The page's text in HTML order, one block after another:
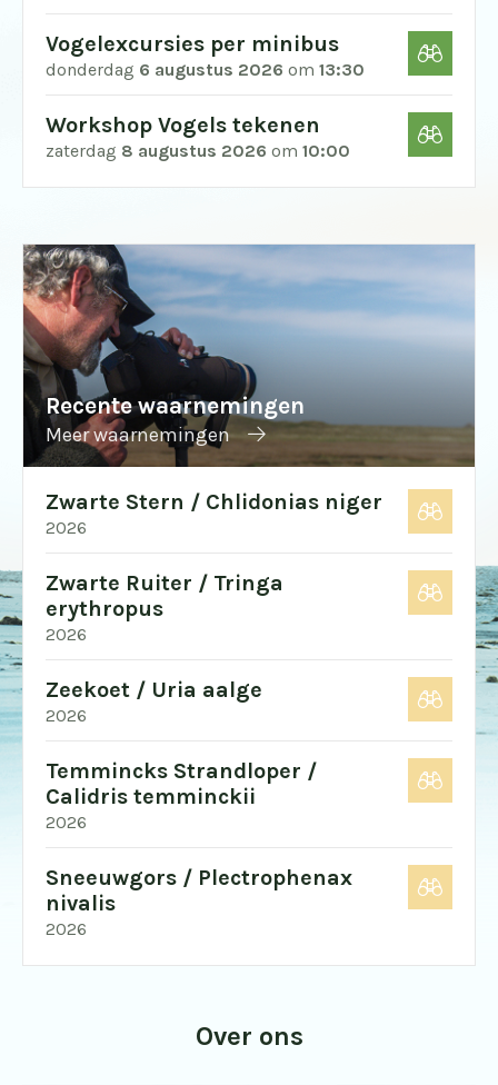
Vogelexcursies per minibus
donderdag 6 augustus 2026 om 13:30
Workshop Vogels tekenen
zaterdag 8 augustus 2026 om 10:00
Recente waarnemingen
Meer waarnemingen
Zwarte Stern / Chlidonias niger
2026
Zwarte Ruiter / Tringa
erythropus
2026
Zeekoet / Uria aalge
2026
Temmincks Strandloper /
Calidris temminckii
2026
Sneeuwgors / Plectrophenax
nivalis
2026
Over ons